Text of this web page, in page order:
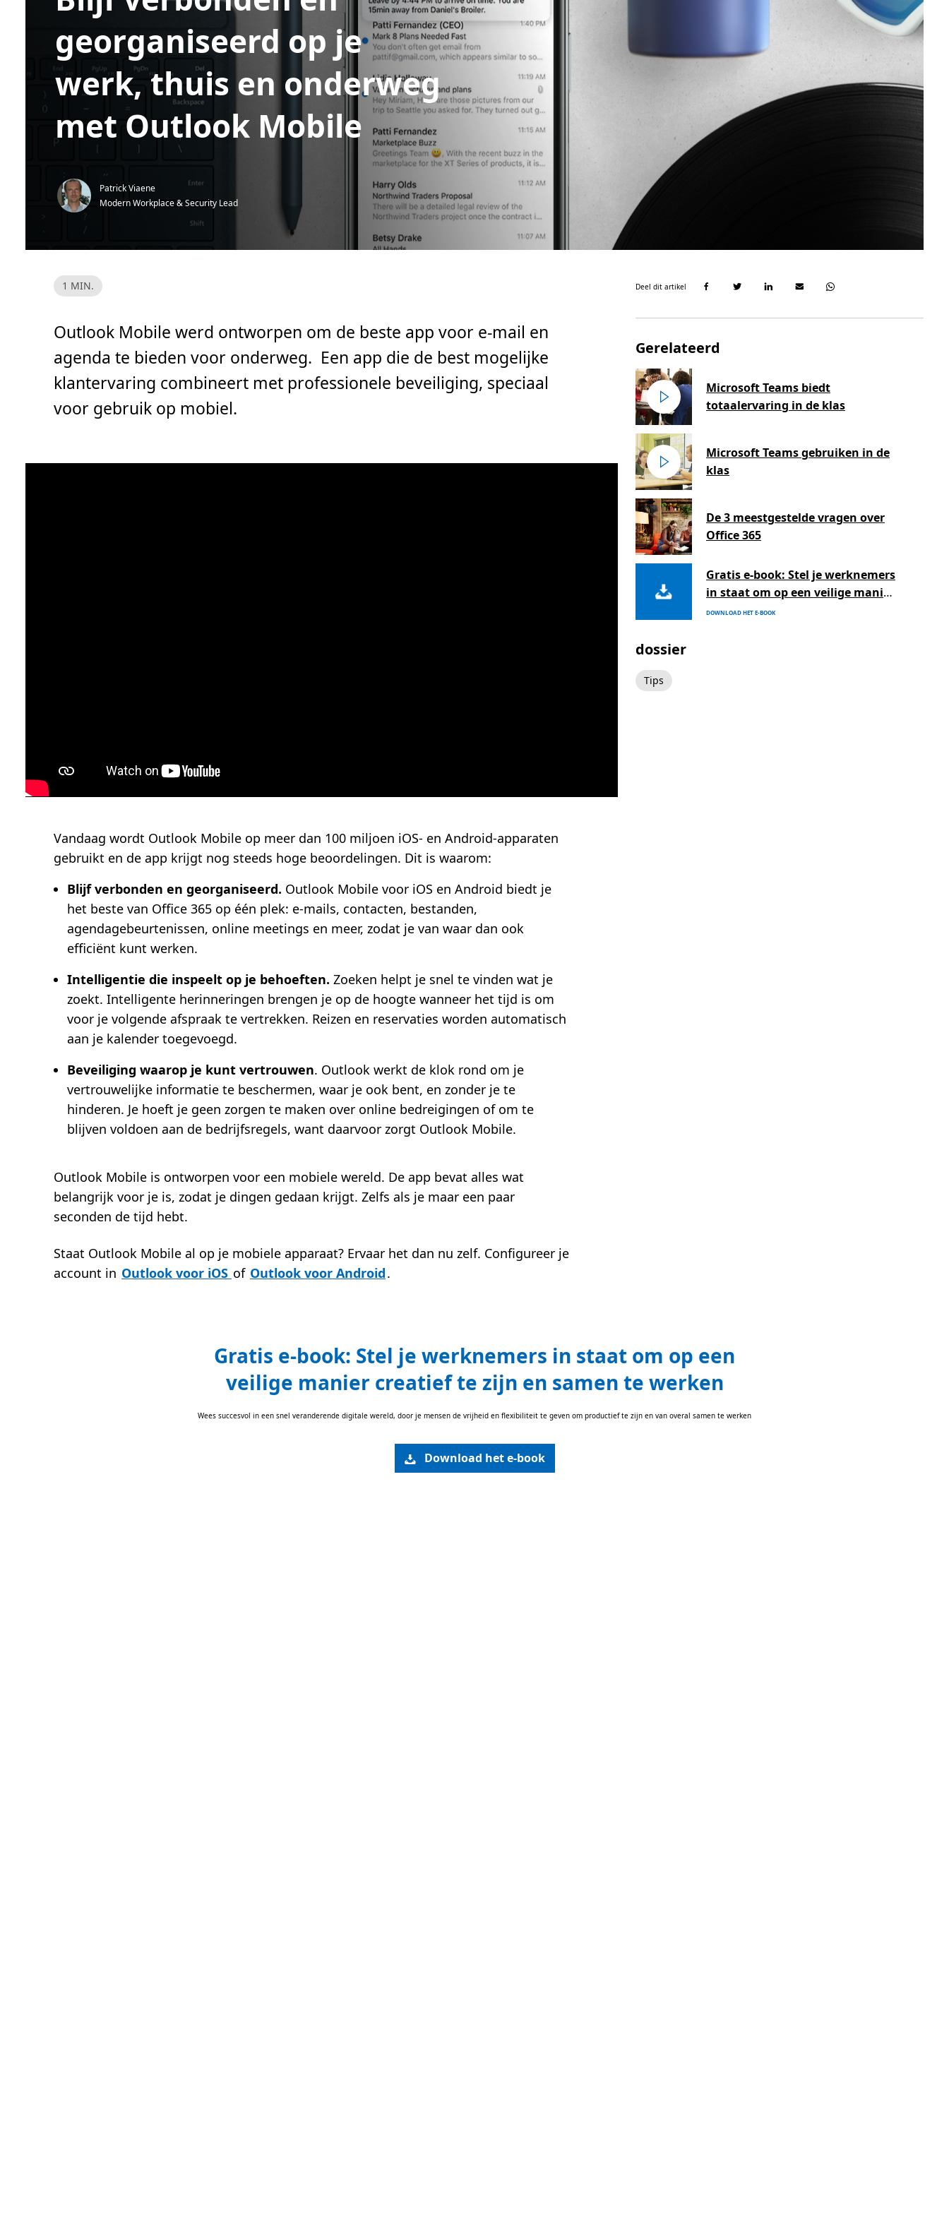
georganiseerd op je
werk, thuis en onderweg
met Outlook Mobile
Patrick Viaene
Modern Workplace & Security Lead
L
e
i
,
m
i
.
1 MIN.
Outlook Mobile werd ontworpen om de beste app voor e-mail en
agenda te bieden voor onderweg. Een app die de best mogelijke
klantervaring combineert met professionele beveiliging, speciaal
voor gebruik op mobiel.
Vandaag wordt Outlook Mobile op meer dan 100 miljoen iOS- en Android-apparaten
gebruikt en de app krijgt nog steeds hoge beoordelingen. Dit is waarom:
Blijf verbonden en georganiseerd. Outlook Mobile voor iOS en Android biedt je
het beste van Office 365 op één plek: e-mails, contacten, bestanden,
agendagebeurtenissen, online meetings en meer, zodat je van waar dan ook
efficiënt kunt werken.
Intelligentie die inspeelt op je behoeften. Zoeken helpt je snel te vinden wat je
zoekt. Intelligente herinneringen brengen je op de hoogte wanneer het tijd is om
voor je volgende afspraak te vertrekken. Reizen en reservaties worden automatisch
aan je kalender toegevoegd.
Beveiliging waarop je kunt vertrouwen. Outlook werkt de klok rond om je
vertrouwelijke informatie te beschermen, waar je ook bent, en zonder je te
hinderen. Je hoeft je geen zorgen te maken over online bedreigingen of om te
blijven voldoen aan de bedrijfsregels, want daarvoor zorgt Outlook Mobile.
Outlook Mobile is ontworpen voor een mobiele wereld. De app bevat alles wat
belangrijk voor je is, zodat je dingen gedaan krijgt. Zelfs als je maar een paar
seconden de tijd hebt.
Staat Outlook Mobile al op je mobiele apparaat? Ervaar het dan nu zelf. Configureer je
account in Outlook voor iOS of Outlook voor Android.
Deel dit artikel
Gerelateerd
Microsoft Teams biedt
totaalervaring in de klas
Microsoft Teams gebruiken in de
klas
De 3 meestgestelde vragen over
Office 365
Gratis e-book: Stel je werknemers
in staat om op een veilige manier
creatief te zijn en samen te
DOWNLOAD HET E-BOOK
dossier
Tips
Gratis e-book: Stel je werknemers in staat om op een
veilige manier creatief te zijn en samen te werken
Wees succesvol in een snel veranderende digitale wereld, door je mensen de vrijheid en flexibiliteit te geven om productief te zijn en van overal samen te werken
Download het e-book